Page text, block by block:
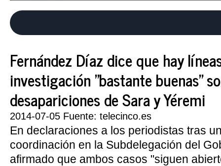
Fernández Díaz dice que hay
investigación "bastante buenas"
desapariciones de Sara y Yéremi
2014-07-05 Fuente: telecinco.es
En declaraciones a los periodistas tras
coordinación en la Subdelegación del
afirmado que ambos casos "siguen